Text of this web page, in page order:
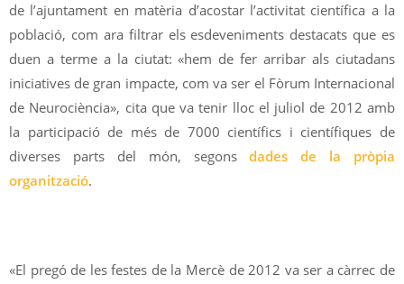
de l’ajuntament en matèria d’acostar l’activitat científica a la
població, com ara filtrar els esdeveniments destacats que es
duen a terme a la ciutat: «hem de fer arribar als ciutadans
iniciatives de gran impacte, com va ser el Fòrum Internacional
de Neurociència», cita que va tenir lloc el juliol de 2012 amb
la participació de més de 7000 científics i científiques de
diverses parts del món, segonsdades de la pròpia
organització.
«El pregó de les festes de la Mercè de 2012 va ser a càrrec de